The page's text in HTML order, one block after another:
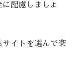
配慮しましょ
イトを選んで楽